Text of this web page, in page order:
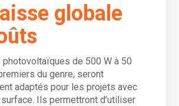
globale
de 500 W à 50
du genre, seront
adaptés pour les projets avec
Ils permettront d’utiliser